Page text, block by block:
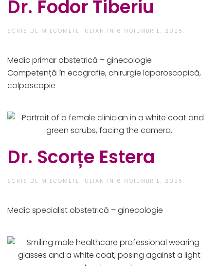
Dr. Fodor Tiberiu
SCRIS DE MILCOMETE IULIAN ÎN 6 NOIEMBRIE, 2025
Medic primar obstetrică – ginecologie​
Competență în ecografie, chirurgie laparoscopică,
colposcopie
Dr. Scorțe Estera
SCRIS DE MILCOMETE IULIAN ÎN 6 NOIEMBRIE, 2025
Medic specialist obstetrică – ginecologie